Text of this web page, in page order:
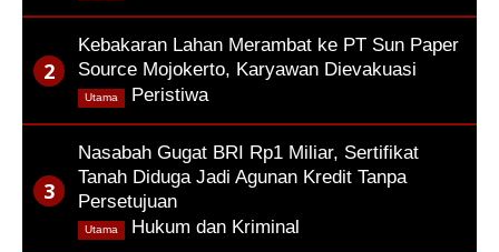
Kebakaran Lahan Merambat ke PT Sun Paper
Source Mojokerto, Karyawan Dievakuasi
Peristiwa,
Utama
Nasabah Gugat BRI Rp1 Miliar, Sertifikat
Tanah Diduga Jadi Agunan Kredit Tanpa
Persetujuan
Hukum dan Kriminal
Utama